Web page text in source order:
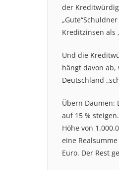
der
Kreditzinsen als
Und die
hängt davon ab,
Deutschland
Übern Daumen:
auf 15 %
Höhe von
eine
Euro. Der Rest